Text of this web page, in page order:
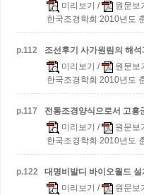
미리보기 / 원문보
한국조경학회 2010년도
p.112 조선후기 사가원림의 해석
미리보기 / 원문보
한국조경학회 2010년도
p.117
전통조경양식으로서 고흥
미리보기 / 원문보
한국조경학회 2010년도
p.122
대명비발디 바이오월드 설
미리보기 / 원문보